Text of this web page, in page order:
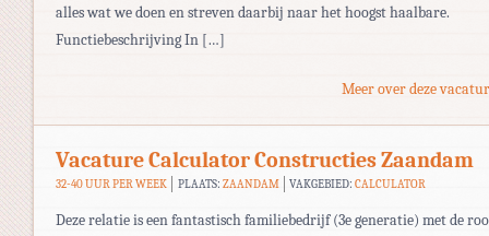
alles wat we doen en streven daarbij naar het hoogst haalbare.
Functiebeschrijving In […]
Meer over deze
Vacature Calculator Constructies Zaandam
32-40 UUR PER WEEK PLAATS: ZAANDAM VAKGEBIED:CALCULATOR
Deze relatie is een fantastisch familiebedrijf (3e generatie) met de